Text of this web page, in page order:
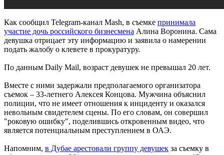
Как сообщил Telegram-канал Mash, в съемке принимала
участие дочь российского бизнесмена Алина Воронина. Сама
девушка отрицает эту информацию и заявила о намерении
подать жалобу о клевете в прокуратуру.
По данным Daily Mail, возраст девушек не превышал 20 лет.
Вместе с ними задержали предполагаемого организатора
съемок – 33-летнего Алексея Концова. Мужчина объяснил
полиции, что не имеет отношения к инциденту и оказался
невольным свидетелем сцены. По его словам, он совершил
"роковую ошибку", поделившись откровенным видео, что
является потенциальным преступлением в ОАЭ.
Напомним, в Дубае арестовали группу девушек за съемку в